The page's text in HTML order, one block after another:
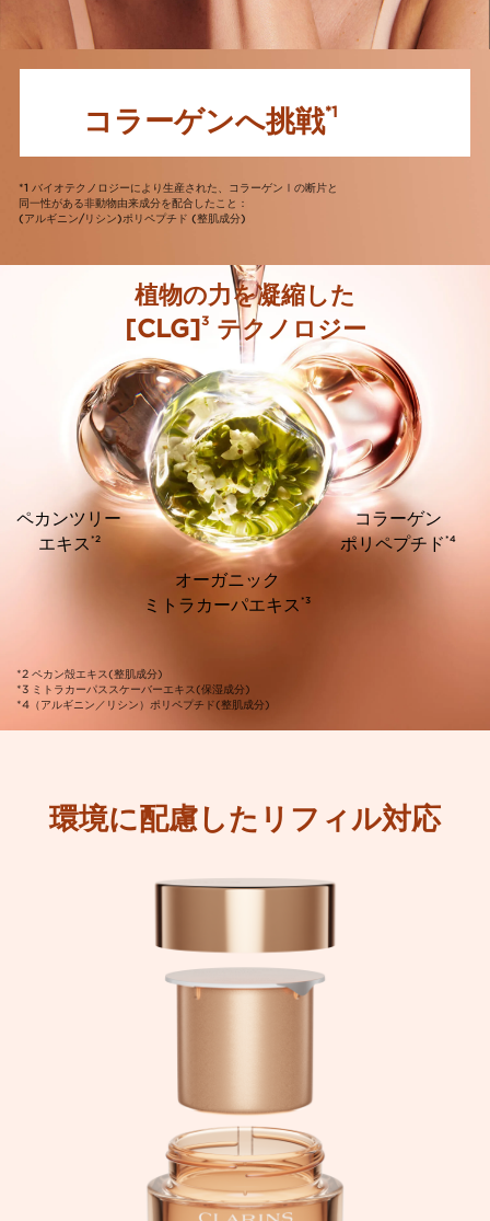
コラーゲンへ挑戦*1
*1 バイオテクノロジーにより生産された、コラーゲンⅠの断片と
同一性がある非動物由来成分を配合したこと：
(アルギニン/リシン)ポリペプチド (整肌成分)
植物の力を凝縮した
[CLG]3テクノロジー
コラーゲン
ポリペプチド *4
ペカンツリー
エキス *2
オーガニック
ミトラカーパエキス*3
*2 ペカン殻エキス(整肌成分)
*3 ミトラカーパススケーバーエキス(保湿成分)
*4（アルギニン／リシン）ポリペプチド(整肌成分)
環境に配慮したリフィル対応